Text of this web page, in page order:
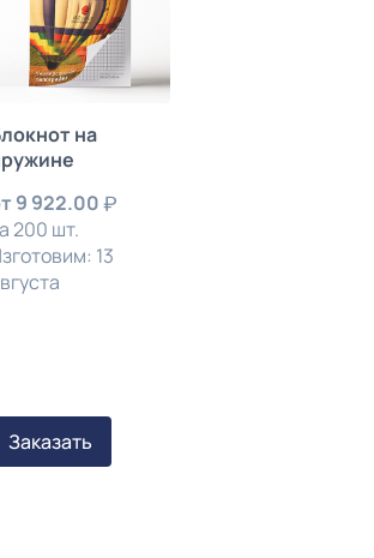
на
9 922.00
200 шт.
13
Заказать